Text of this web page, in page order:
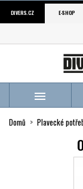
DIVERS.CZ E-SHOP

Domů Plavecké